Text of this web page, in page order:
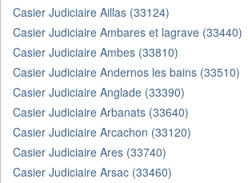
Casier Judiciaire Aillas (33124)
Casier Judiciaire Ambares et lagrave (33440)
Casier Judiciaire Ambes (33810)
Casier Judiciaire Andernos les bains (33510)
Casier Judiciaire Anglade (33390)
Casier Judiciaire Arbanats (33640)
Casier Judiciaire Arcachon (33120)
Casier Judiciaire Ares (33740)
Casier Judiciaire Arsac (33460)